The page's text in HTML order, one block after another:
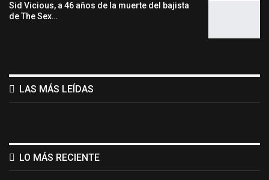
Sid Vicious, a 46 años de la muerte del bajista
de The Sex…
LAS MÁS LEÍDAS
LO MÁS RECIENTE